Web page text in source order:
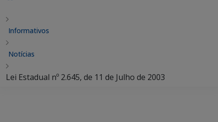
Informativos
Notícias
Lei Estadual nº 2.645, de 11 de Julho de 2003